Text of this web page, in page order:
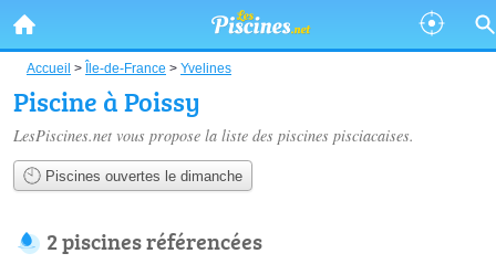
Accueil > Île-de-France > Yvelines
Piscine à Poissy
LesPiscines.net vous propose la liste des piscines pisciacaises.
Piscines ouvertes le dimanche
2 piscines référencées